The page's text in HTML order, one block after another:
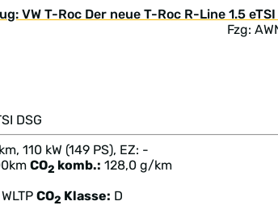
Fzg:
DSG
110 kW (149 PS), EZ: -
CO2 komb.: 128,0 g/km
WLTPCO2 Klasse: D